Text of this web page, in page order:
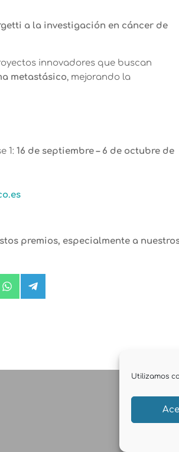
Utilizamos
a la investigación en cáncer de
innovadores que buscan
metastásico, mejorando la
1:16 de septiembre – 6 de octubre de
premios, especialmente a
Compartir
en
Compartir
en